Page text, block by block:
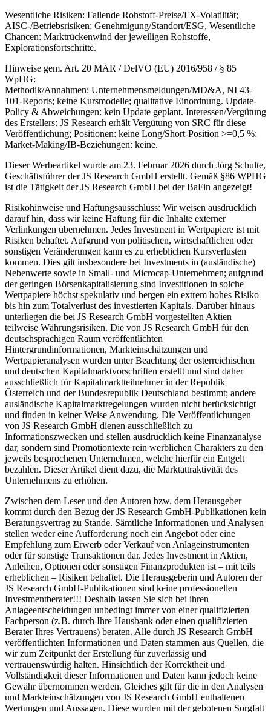
Wesentliche Risiken: Fallende Rohstoff-Preise/FX-Volatilität;
AISC-/Betriebsrisiken; Genehmigung/Standort/ESG, Wesentliche
Chancen: Marktrückenwind der jeweiligen Rohstoffe,
Explorationsfortschritte.
Hinweise gem. Art. 20 MAR / DelVO (EU) 2016/958 / § 85
WpHG:
Methodik/Annahmen: Unternehmensmeldungen/MD&A, NI 43-
101-Reports; keine Kursmodelle; qualitative Einordnung. Update-
Policy & Abweichungen: kein Update geplant. Interessen/Vergütung
des Erstellers: JS Research erhält Vergütung von SRC für diese
Veröffentlichung; Positionen: keine Long/Short-Position >=0,5 %;
Market-Making/IB-Beziehungen: keine.
Dieser Werbeartikel wurde am 23. Februar 2026 durch Jörg Schulte,
Geschäftsführer der JS Research GmbH erstellt. Gemäß §86 WPHG
ist die Tätigkeit der JS Research GmbH bei der BaFin angezeigt!
Risikohinweise und Haftungsausschluss: Wir weisen ausdrücklich
darauf hin, dass wir keine Haftung für die Inhalte externer
Verlinkungen übernehmen. Jedes Investment in Wertpapiere ist mit
Risiken behaftet. Aufgrund von politischen, wirtschaftlichen oder
sonstigen Veränderungen kann es zu erheblichen Kursverlusten
kommen. Dies gilt insbesondere bei Investments in (ausländische)
Nebenwerte sowie in Small- und Microcap-Unternehmen; aufgrund
der geringen Börsenkapitalisierung sind Investitionen in solche
Wertpapiere höchst spekulativ und bergen ein extrem hohes Risiko
bis hin zum Totalverlust des investierten Kapitals. Darüber hinaus
unterliegen die bei JS Research GmbH vorgestellten Aktien
teilweise Währungsrisiken. Die von JS Research GmbH für den
deutschsprachigen Raum veröffentlichten
Hintergrundinformationen, Markteinschätzungen und
Wertpapieranalysen wurden unter Beachtung der österreichischen
und deutschen Kapitalmarktvorschriften erstellt und sind daher
ausschließlich für Kapitalmarktteilnehmer in der Republik
Österreich und der Bundesrepublik Deutschland bestimmt; andere
ausländische Kapitalmarktregelungen wurden nicht berücksichtigt
und finden in keiner Weise Anwendung. Die Veröffentlichungen
von JS Research GmbH dienen ausschließlich zu
Informationszwecken und stellen ausdrücklich keine Finanzanalyse
dar, sondern sind Promotiontexte rein werblichen Charakters zu den
jeweils besprochenen Unternehmen, welche hierfür ein Entgelt
bezahlen. Dieser Artikel dient dazu, die Marktattraktivität des
Unternehmens zu erhöhen.
Zwischen dem Leser und den Autoren bzw. dem Herausgeber
kommt durch den Bezug der JS Research GmbH-Publikationen kein
Beratungsvertrag zu Stande. Sämtliche Informationen und Analysen
stellen weder eine Aufforderung noch ein Angebot oder eine
Empfehlung zum Erwerb oder Verkauf von Anlageinstrumenten
oder für sonstige Transaktionen dar. Jedes Investment in Aktien,
Anleihen, Optionen oder sonstigen Finanzprodukten ist – mit teils
erheblichen – Risiken behaftet. Die Herausgeberin und Autoren der
JS Research GmbH-Publikationen sind keine professionellen
Investmentberater!!! Deshalb lassen Sie sich bei ihren
Anlageentscheidungen unbedingt immer von einer qualifizierten
Fachperson (z.B. durch Ihre Hausbank oder einen qualifizierten
Berater Ihres Vertrauens) beraten. Alle durch JS Research GmbH
veröffentlichten Informationen und Daten stammen aus Quellen, die
wir zum Zeitpunkt der Erstellung für zuverlässig und
vertrauenswürdig halten. Hinsichtlich der Korrektheit und
Vollständigkeit dieser Informationen und Daten kann jedoch keine
Gewähr übernommen werden. Gleiches gilt für die in den Analysen
und Markteinschätzungen von JS Research GmbH enthaltenen
Wertungen und Aussagen. Diese wurden mit der gebotenen Sorgfalt